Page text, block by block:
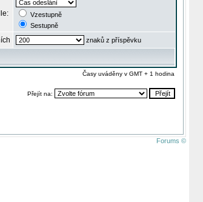
Vzestupně
Sestupně
znaků z příspěvku
Časy uváděny v GMT + 1 hodina
Přejít na:
Forums ©